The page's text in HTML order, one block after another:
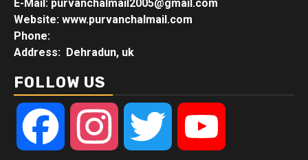
E-Mail: purvanchalmail2005@gmail.com
Website: www.purvanchalmail.com
Phone:
Address: Dehradun, uk
FOLLOW US
Facebook Instagram Twitter